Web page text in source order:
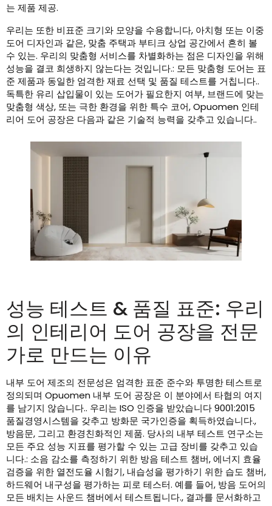
는 제품 제공.
우리는 또한 비표준 크기와 모양을 수용합니다, 아치형 또는 이중
도어 디자인과 같은, 맞춤 주택과 부티크 상업 공간에서 흔히 볼
수 있는. 우리의 맞춤형 서비스를 차별화하는 점은 디자인을 위해
성능을 결코 희생하지 않는다는 것입니다.: 모든 맞춤형 도어는 표
준 제품과 동일한 엄격한 재료 선택 및 품질 테스트를 거칩니다..
독특한 유리 삽입물이 있는 도어가 필요한지 여부, 브랜드에 맞는
맞춤형 색상, 또는 극한 환경을 위한 특수 코어, Opuomen 인테
리어 도어 공장은 다음과 같은 기술적 능력을 갖추고 있습니다..
성능 테스트 & 품질 표준: 우리
의 인테리어 도어 공장을 전문
가로 만드는 이유
내부 도어 제조의 전문성은 엄격한 표준 준수와 투명한 테스트로
정의되며 Opuomen 내부 도어 공장은 이 분야에서 타협의 여지
를 남기지 않습니다.. 우리는 ISO 인증을 받았습니다 9001:2015
품질경영시스템을 갖추고 방화문 국가인증을 획득하였습니다.,
방음문, 그리고 환경친화적인 제품. 당사의 내부 테스트 연구소는
모든 주요 성능 지표를 평가할 수 있는 고급 장비를 갖추고 있습
니다.: 소음 감소를 측정하기 위한 방음 테스트 챔버, 에너지 효율
검증을 위한 열전도율 시험기, 내습성을 평가하기 위한 습도 챔버,
하드웨어 내구성을 평가하는 피로 테스터. 예를 들어, 방음 도어의
모든 배치는 사운드 챔버에서 테스트됩니다., 결과를 문서화하고